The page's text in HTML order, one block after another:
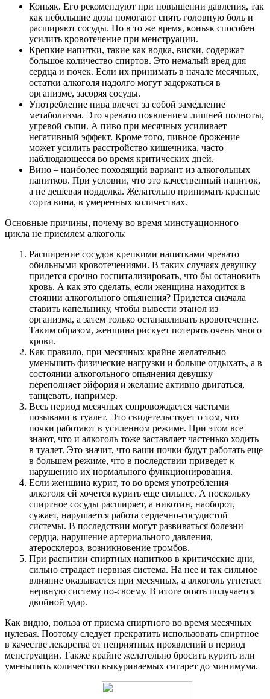
Коньяк. Его рекомендуют при повышении давления, так
как небольшие дозы помогают снять головную боль и
расширяют сосуды. Но в то же время, коньяк способен
усилить кровотечение при менструации.
Крепкие напитки, такие как водка, виски, содержат
большое количество спиртов. Это немалый вред для
сердца и почек. Если их принимать в начале месячных,
остатки алкоголя надолго могут задержаться в
организме, засоряя сосуды.
Употребление пива влечет за собой замедление
метаболизма. Это чревато появлением лишней полноты,
угревой сыпи. А пиво при месячных усиливает
негативный эффект. Кроме того, пивное брожение
может усилить расстройство кишечника, часто
наблюдающееся во время критических дней.
Вино – наиболее походящий вариант из алкогольных
напитков. При условии, что это качественный напиток,
а не дешевая подделка. Желательно принимать красные
сорта вина, в умеренных количествах.
Основные причины, почему во время минстуационного
цикла не приемлем алкоголь:
Расширение сосудов крепкими напитками чревато
обильными кровотечениями. В таких случаях девушку
придется срочно госпитализировать, что бы остановить
кровь. А как это сделать, если женщина находится в
стоянии алкогольного опьянения? Придется сначала
ставить капельнику, чтобы вывести этанол из
организма, а затем только останавливать кровотечение.
Таким образом, женщина рискует потерять очень много
крови.
Как правило, при месячных крайне желательно
уменьшить физические нагрузки и больше отдыхать, а в
состоянии алкогольного опьянения девушку
переполняет эйфория и желание активно двигаться,
танцевать, например.
Весь период месячных сопровождается частыми
позывами в туалет. Это свидетельствует о том, что
почки работают в усиленном режиме. При этом все
знают, что и алкоголь тоже заставляет частенько ходить
в туалет. Это значит, что ваши почки будут работать еще
в большем режиме, что в последствии приведет к
нарушению их нормального функционирования.
Если женщина курит, то во время употребления
алкоголя ей хочется курить еще сильнее. А поскольку
спиртное сосуды расширяет, а никотин, наоборот,
сужает, нарушается работа сердечно-сосудистой
системы. В последствии могут развиваться болезни
сердца, нарушение артериального давления,
атеросклероз, возникновение тромбов.
При распитии спиртных напитков в критические дни,
сильно страдает нервная система. На нее и так сильное
влияние оказывается при месячных, а алкоголь угнетает
нервную систему по-своему. В итоге опять получается
двойной удар.
Как видно, польза от приема спиртного во время месячных
нулевая. Поэтому следует прекратить использовать спиртное
в качестве лекарства от неприятных проявлений в период
менструации. Также крайне желательно бросить курить или
уменьшить количество выкуриваемых сигарет до минимума.